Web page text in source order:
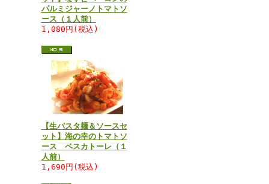
パルミジャーノトマトソ
ース（１人前）
1,080円(税込)
【生パスタ麺＆ソースセ
ット】海の幸のトマトソ
ース ペスカトーレ（１
人前）
1,690円(税込)